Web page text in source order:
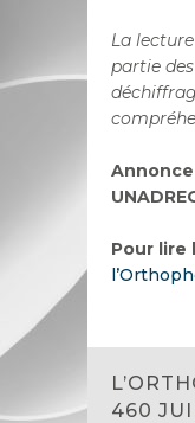
La
partie
Pour lire
460